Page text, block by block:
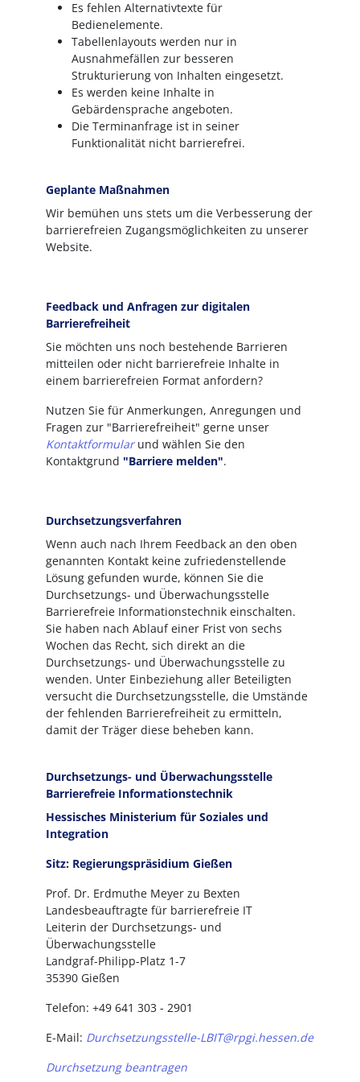
Es fehlen Alternativtexte für
Bedienelemente.
Tabellenlayouts werden nur in
Ausnahmefällen zur besseren
Strukturierung von Inhalten eingesetzt.
Es werden keine Inhalte in
Gebärdensprache angeboten.
Die Terminanfrage ist in seiner
Funktionalität nicht barrierefrei.
Geplante Maßnahmen
Wir bemühen uns stets um die Verbesserung der
barrierefreien Zugangsmöglichkeiten zu unserer
Website.
Feedback und Anfragen zur digitalen
Barrierefreiheit
Sie möchten uns noch bestehende Barrieren
mitteilen oder nicht barrierefreie Inhalte in
einem barrierefreien Format anfordern?
Nutzen Sie für Anmerkungen, Anregungen und
Fragen zur "Barrierefreiheit" gerne unser
Kontaktformular und wählen Sie den
Kontaktgrund "Barriere melden".
Durchsetzungsverfahren
Wenn auch nach Ihrem Feedback an den oben
genannten Kontakt keine zufriedenstellende
Lösung gefunden wurde, können Sie die
Durchsetzungs- und Überwachungsstelle
Barrierefreie Informationstechnik einschalten.
Sie haben nach Ablauf einer Frist von sechs
Wochen das Recht, sich direkt an die
Durchsetzungs- und Überwachungsstelle zu
wenden. Unter Einbeziehung aller Beteiligten
versucht die Durchsetzungsstelle, die Umstände
der fehlenden Barrierefreiheit zu ermitteln,
damit der Träger diese beheben kann.
Durchsetzungs- und Überwachungsstelle
Barrierefreie Informationstechnik
Hessisches Ministerium für Soziales und
Integration
Sitz: Regierungspräsidium Gießen
Prof. Dr. Erdmuthe Meyer zu Bexten
Landesbeauftragte für barrierefreie IT
Leiterin der Durchsetzungs- und
Überwachungsstelle
Landgraf-Philipp-Platz 1-7
35390 Gießen
Telefon: +49 641 303 - 2901
E-Mail: Durchsetzungsstelle-LBIT@rpgi.hessen.de
Durchsetzung beantragen